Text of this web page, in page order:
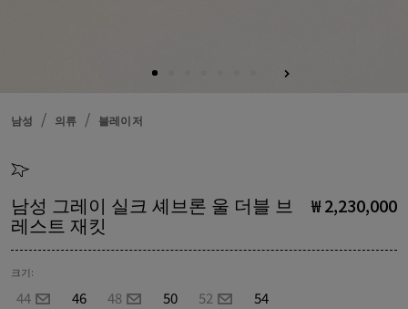
남성 의류 블레이저
남성 그레이 실크 셰브론 울 더블 브
레스트 재킷
₩ 2,230,000
크기:
44 46 48 50 52 54